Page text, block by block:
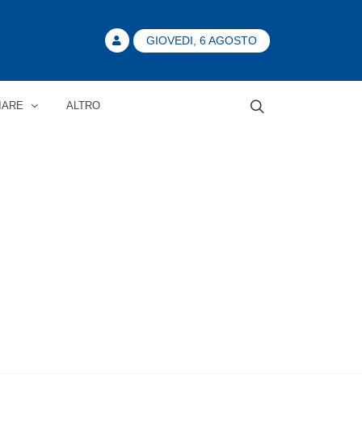
GIOVEDI, 6 AGOSTO
ALTRO